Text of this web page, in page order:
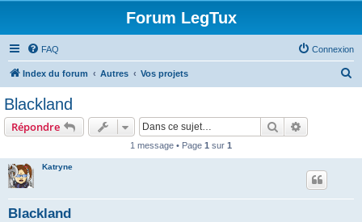
Forum LegTux
FAQ Connexion
Index du forum Autres Vos projets
Blackland
Répondre Rechercher
1 message • Page 1 sur 1
Katryne
Blackland